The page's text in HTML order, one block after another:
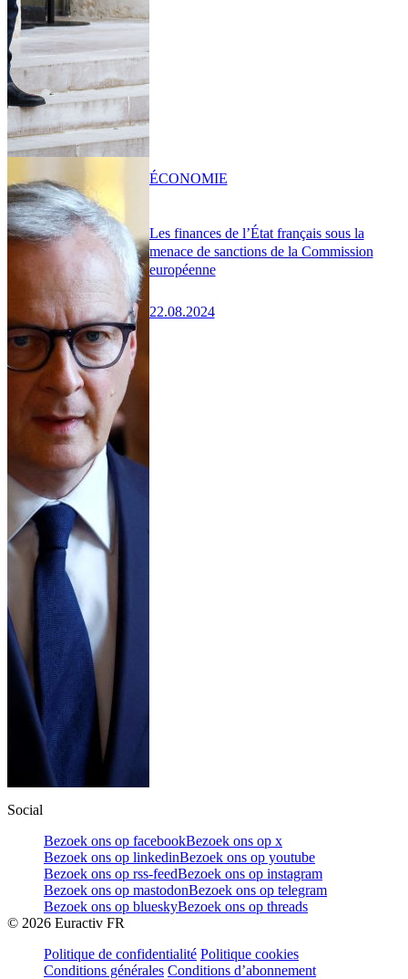
Les finances de l’État français sous la
menace de sanctions de la Commission
européenne
22.08.2024
ÉCONOMIE
Social
Bezoek ons op facebookBezoek ons op x
Bezoek ons op linkedinBezoek ons op youtube
Bezoek ons op rss-feedBezoek ons op instagram
Bezoek ons op mastodonBezoek ons op telegram
Bezoek ons op blueskyBezoek ons op threads
© 2026 Euractiv FR
Politique de confidentialité Politique cookies
Conditions générales Conditions d’abonnement